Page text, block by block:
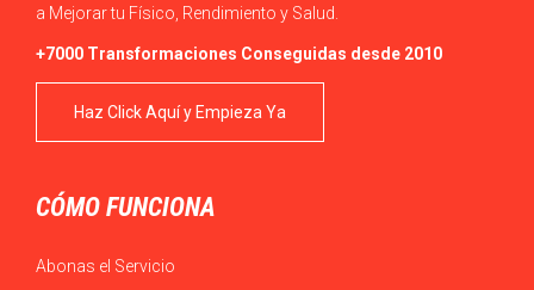
a Mejorar tu Físico, Rendimiento y Salud.
+7000 Transformaciones Conseguidas desde 2010
Haz Click Aquí y Empieza Ya
CÓMO FUNCIONA
Abonas el Servicio